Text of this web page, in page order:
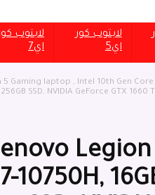
لابتوب كور
اي5
لابتوب
اي7
Gaming laptop , Intel 10th Gen Core
SSD, NVIDIA GeForce GTX
10750H,